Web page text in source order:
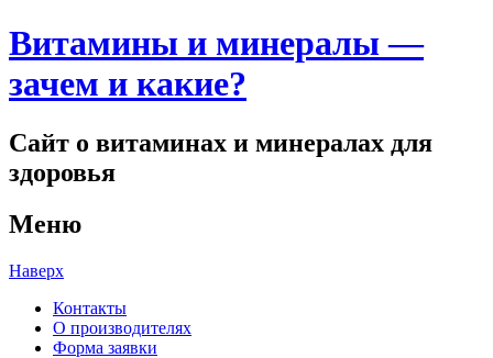
Витамины и минералы —
зачем и какие?
Сайт о витаминах и минералах для
здоровья
Меню
Наверх
Контакты
О производителях
Форма заявки